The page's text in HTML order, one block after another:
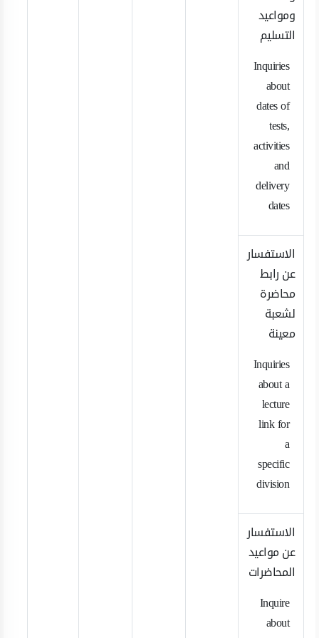
ومواعيد
التسليم
Inquiries
about
dates of
tests,
activities
and
delivery
dates
الاستفسار
عن رابط
محاضرة
لشعبة
معينة
Inquiries
about a
lecture
link for
a
specific
division
الاستفسار
عن مواعيد
المحاضرات
Inquire
about